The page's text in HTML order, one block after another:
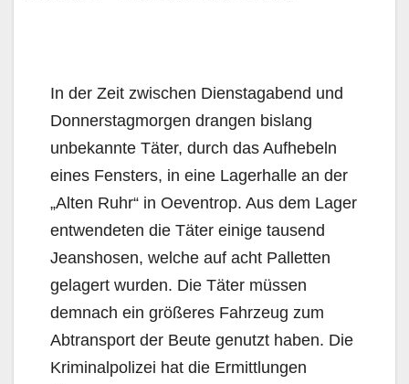
In der Zeit zwischen Dienstagabend und
Donnerstagmorgen drangen bislang
unbekannte Täter, durch das Aufhebeln
eines Fensters, in eine Lagerhalle an der
„Alten Ruhr“ in Oeventrop. Aus dem Lager
entwendeten die Täter einige tausend
Jeanshosen, welche auf acht Palletten
gelagert wurden. Die Täter müssen
demnach ein größeres Fahrzeug zum
Abtransport der Beute genutzt haben. Die
Kriminalpolizei hat die Ermittlungen